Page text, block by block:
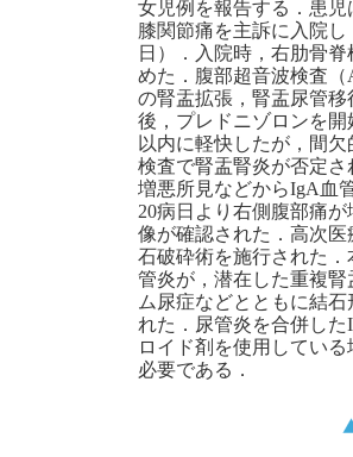
女児例を報告する．患
膝関節痛を主訴に入院
日）．入院時，右肋骨
めた．腹部超音波検査
の腎盂拡張，腎盂尿管
後，プレドニゾロンを
以内に軽快したが，間
検査で腎盂腎炎が否定
増悪所見などからIgA血
20病日より右側腹部痛
像が確認された．高次
石破砕術を施行された
管炎が，潜在した重複
ム尿症などとともに結
れた．尿管炎を合併し
ロイド剤を使用してい
必要である．